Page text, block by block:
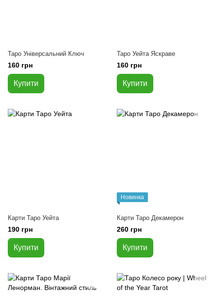
Таро Універсальний Ключ
160 грн
Купити
Таро Уейта Яскраве
160 грн
Купити
Карти Таро Уейта
190 грн
Купити
Новинка
Карти Таро Декамерон
260 грн
Купити